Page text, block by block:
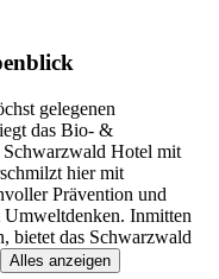
gelegenen
das Bio- &
Hotel mit
hier mit
Prävention und
Inmitten
bietet das Schwarzwald
Alles anzeigen